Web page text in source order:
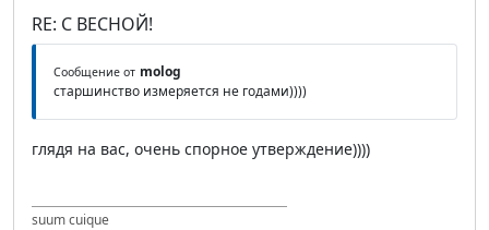
RE: С ВЕСНОЙ!
Сообщение от molog
старшинство измеряется не годами))))
глядя на вас, очень спорное утверждение))))
suum cuique